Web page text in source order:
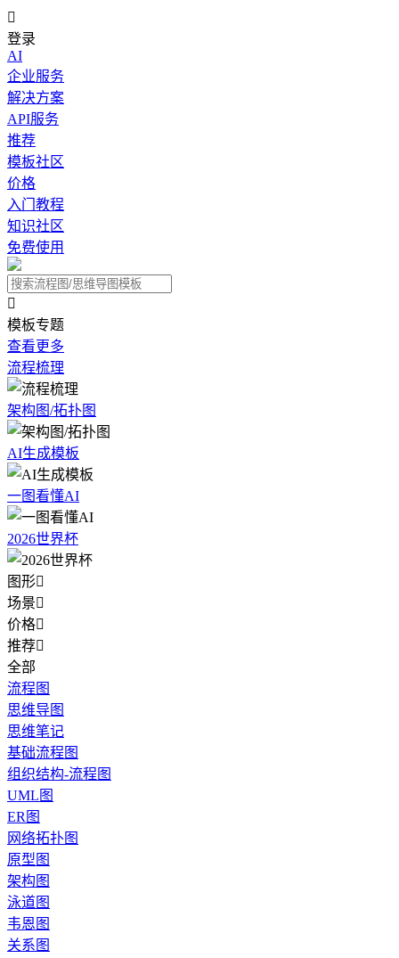

登录
AI
企业服务
解决方案
API服务
推荐
模板社区
价格
入门教程
知识社区
免费使用

模板专题
查看更多
流程梳理
架构图/拓扑图
AI生成模板
一图看懂AI
2026世界杯
图形
场景
价格
推荐
全部
流程图
思维导图
思维笔记
基础流程图
组织结构-流程图
UML图
ER图
网络拓扑图
原型图
架构图
泳道图
韦恩图
关系图